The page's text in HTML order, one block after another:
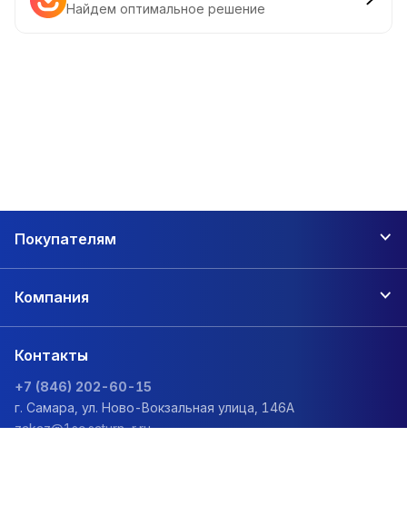
Найдем оптимальное решение
Покупателям
Компания
Контакты
+7 (846) 202-60-15
г. Самара, ул. Ново-Вокзальная улица, 146А
zakaz@1sc.saturn-r.ru